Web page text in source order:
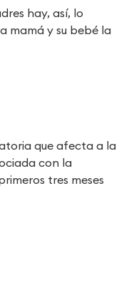
hay, así, lo
mamá y su bebé la
que afecta a la
con la
tres meses